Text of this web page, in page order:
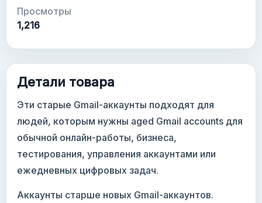
Просмотры
1,216
Детали товара
Эти старые Gmail-аккаунты подходят для
людей, которым нужны aged Gmail accounts для
обычной онлайн-работы, бизнеса,
тестирования, управления аккаунтами или
ежедневных цифровых задач.
Аккаунты старше новых Gmail-аккаунтов.